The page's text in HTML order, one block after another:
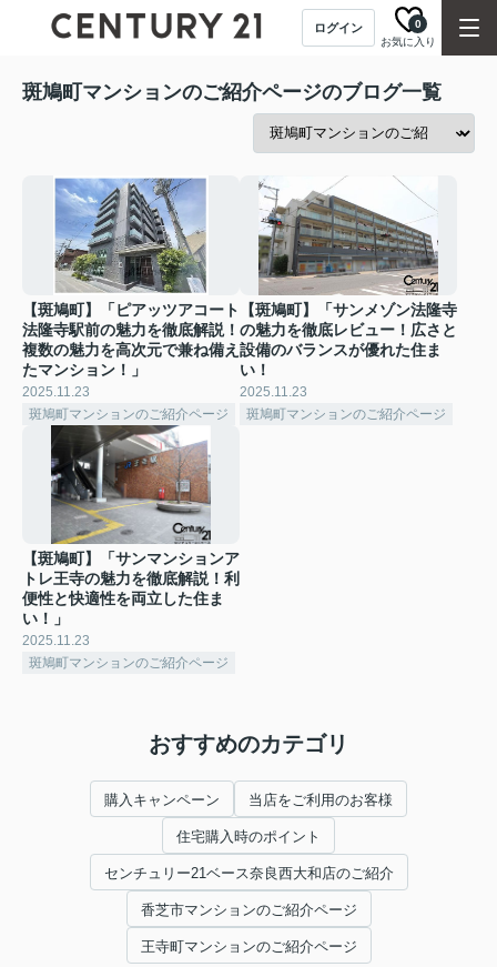
ログイン
お気に入り
0
斑鳩町マンションのご紹介ページのブログ一覧
【斑鳩町】「ピアッツアコート
法隆寺駅前の魅力を徹底解説！
複数の魅力を高次元で兼ね備え
たマンション！」
2025.11.23
斑鳩町マンションのご紹介ページ
【斑鳩町】「サンメゾン法隆寺
の魅力を徹底レビュー！広さと
設備のバランスが優れた住ま
い！
2025.11.23
斑鳩町マンションのご紹介ページ
【斑鳩町】「サンマンションア
トレ王寺の魅力を徹底解説！利
便性と快適性を両立した住ま
い！」
2025.11.23
斑鳩町マンションのご紹介ページ
おすすめのカテゴリ
購入キャンペーン 当店をご利用のお客様
住宅購入時のポイント
センチュリー21ベース奈良西大和店のご紹介
香芝市マンションのご紹介ページ
王寺町マンションのご紹介ページ